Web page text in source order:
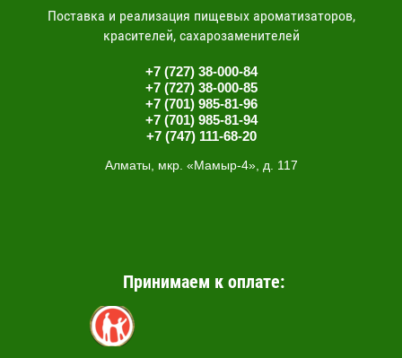
Поставка и реализация пищевых ароматизаторов,
красителей, сахарозаменителей
+7 (727) 38-000-84
+7 (727) 38-000-85
+7 (701) 985-81-96
+7 (701) 985-81-94
+7 (747) 111-68-20
Алматы, мкр. «Мамыр-4», д. 117
Принимаем к оплате: